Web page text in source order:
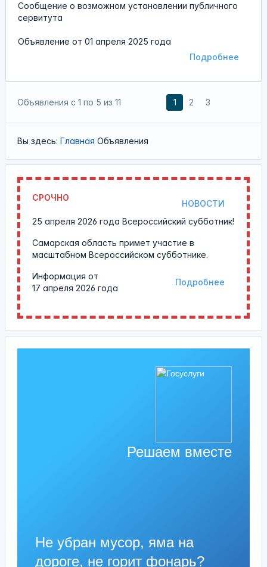
Сообщение о возможном установлении публичного
сервитута
Объявление от 01 апреля 2025 года
Подробнее
Объявления с 1 по 5 из 11 1 2 3
Вы здесь: Главная Объявления
СРОЧНО
НОВОСТИ
25 апреля 2026 года Всероссийский субботник!
Самарская область примет участие в
масштабном Всероссийском субботнике.
Подробнее
Информация от
17 апреля 2026 года
Решаем вместе
Не убран мусор, яма на
дороге, не горит фонарь?